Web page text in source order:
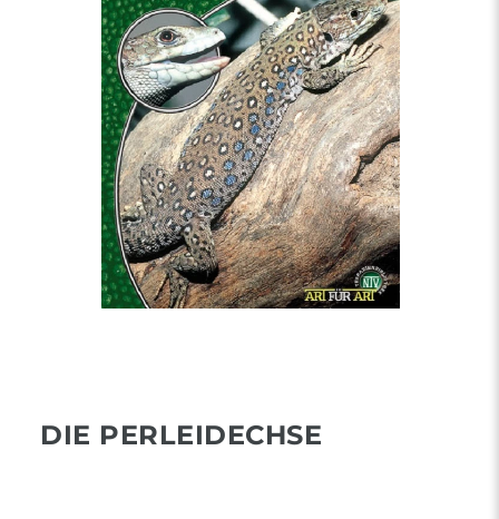
DIE PERLEIDECHSE